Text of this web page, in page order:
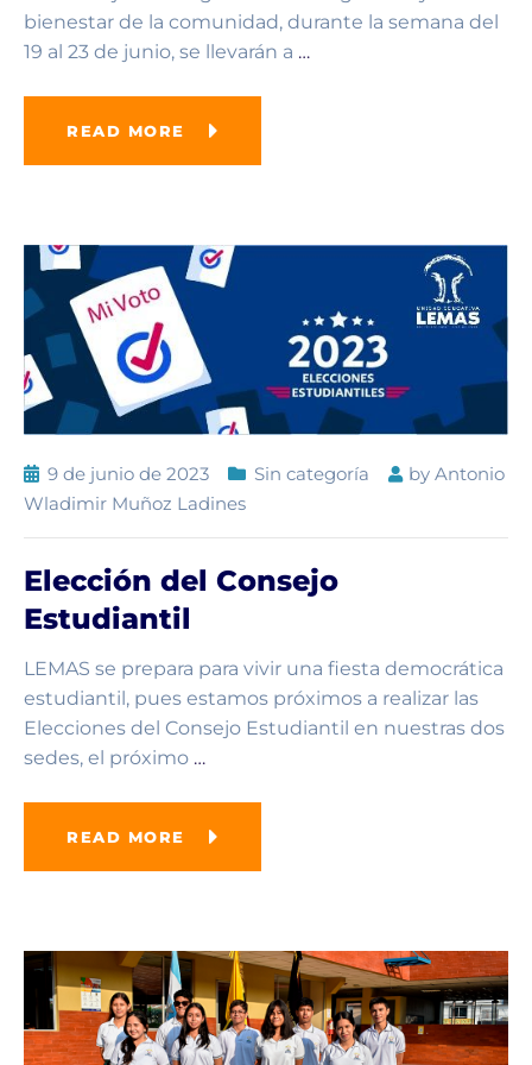
bienestar de la comunidad, durante la semana del
19 al 23 de junio, se llevarán a …
READ MORE
9 de junio de 2023 Sin categoría by Antonio
Wladimir Muñoz Ladines
Elección del Consejo
Estudiantil
LEMAS se prepara para vivir una fiesta democrática
estudiantil, pues estamos próximos a realizar las
Elecciones del Consejo Estudiantil en nuestras dos
sedes, el próximo …
READ MORE